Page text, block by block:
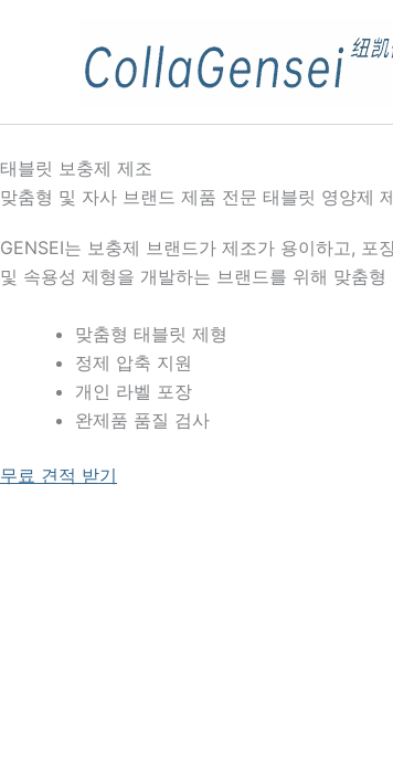
태블릿 보충제 제조
맞춤형 및 자사 브랜드 제품 전문 태블릿 영양제
GENSEI는 보충제 브랜드가 제조가 용이하고,
및 속용성 제형을 개발하는 브랜드를 위해 맞춤
맞춤형 태블릿 제형
정제 압축 지원
개인 라벨 포장
완제품 품질 검사
무료 견적 받기